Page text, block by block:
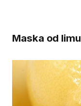
Maska od